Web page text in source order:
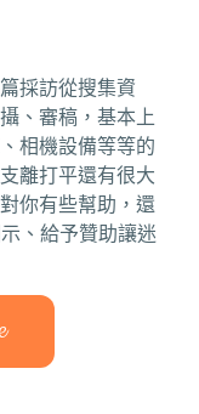
採訪從搜集資
、審稿，基本上
相機設備等等的
離打平還有很大
你有些幫助，還
、給予贊助讓迷